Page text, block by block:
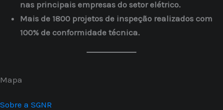
nas principais empresas do setor elétrico.
Mais de 1800 projetos de inspeção realizados com
100% de conformidade técnica.
Mapa
Sobre a SGNR